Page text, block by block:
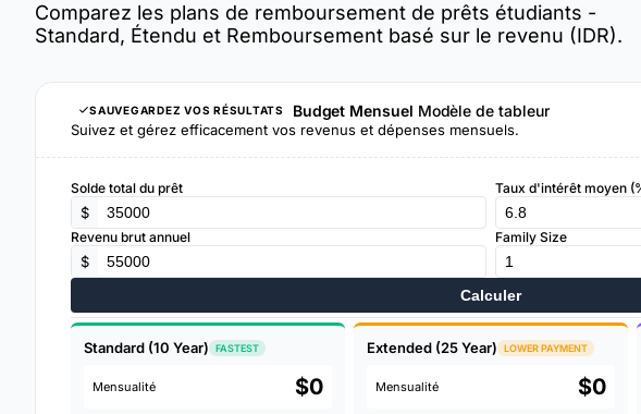
Comparez les plans de remboursement de prêts étudiants -
Standard, Étendu et Remboursement basé sur le revenu (IDR).
SAUVEGARDEZ VOS RÉSULTATS Budget Mensuel Modèle de tableur
Suivez et gérez efficacement vos revenus et dépenses mensuels.
Solde total du prêt
$
Taux d'intérêt moyen
Revenu brut annuel
$
Family Size
Calculer
Standard (10 Year) FASTEST
Mensualité $0
Extended (25 Year) LOWER PAYMENT
Mensualité $0